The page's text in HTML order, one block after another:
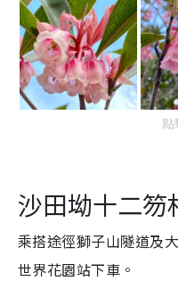
沙田坳十二笏
乘搭途徑獅子山隧道及
世界花園站下車。